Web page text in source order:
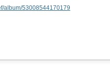
album/53008544170179